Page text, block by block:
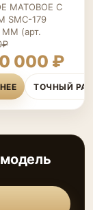
МАТОВОЕ С
SMC-179
(арт.
000 ₽
ТОЧНЫЙ